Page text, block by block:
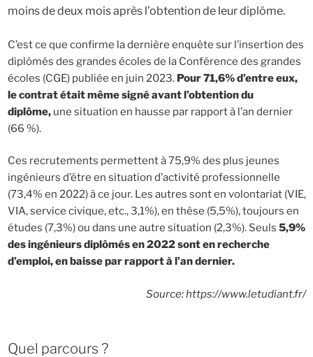
moins de deux mois après l’obtention de leur diplôme.
C’est ce que confirme la dernière enquête sur l’insertion des
diplômés des grandes écoles de la Conférence des grandes
écoles (CGE) publiée en juin 2023. Pour 71,6% d’entre eux,
le contrat était même signé avant l’obtention du
diplôme,une situation en hausse par rapport à l’an dernier
(66 %).
Ces recrutements permettent à 75,9% des plus jeunes
ingénieurs d’être en situation d’activité professionnelle
(73,4% en 2022) à ce jour. Les autres sont en volontariat (VIE,
VIA, service civique, etc., 3,1%), en thèse (5,5%), toujours en
études (7,3%) ou dans une autre situation (2,3%). Seuls 5,9%
des ingénieurs diplômés en 2022 sont en recherche
d’emploi, en baisse par rapport à l’an dernier.
Source: https://www.letudiant.fr/
Quel parcours ?